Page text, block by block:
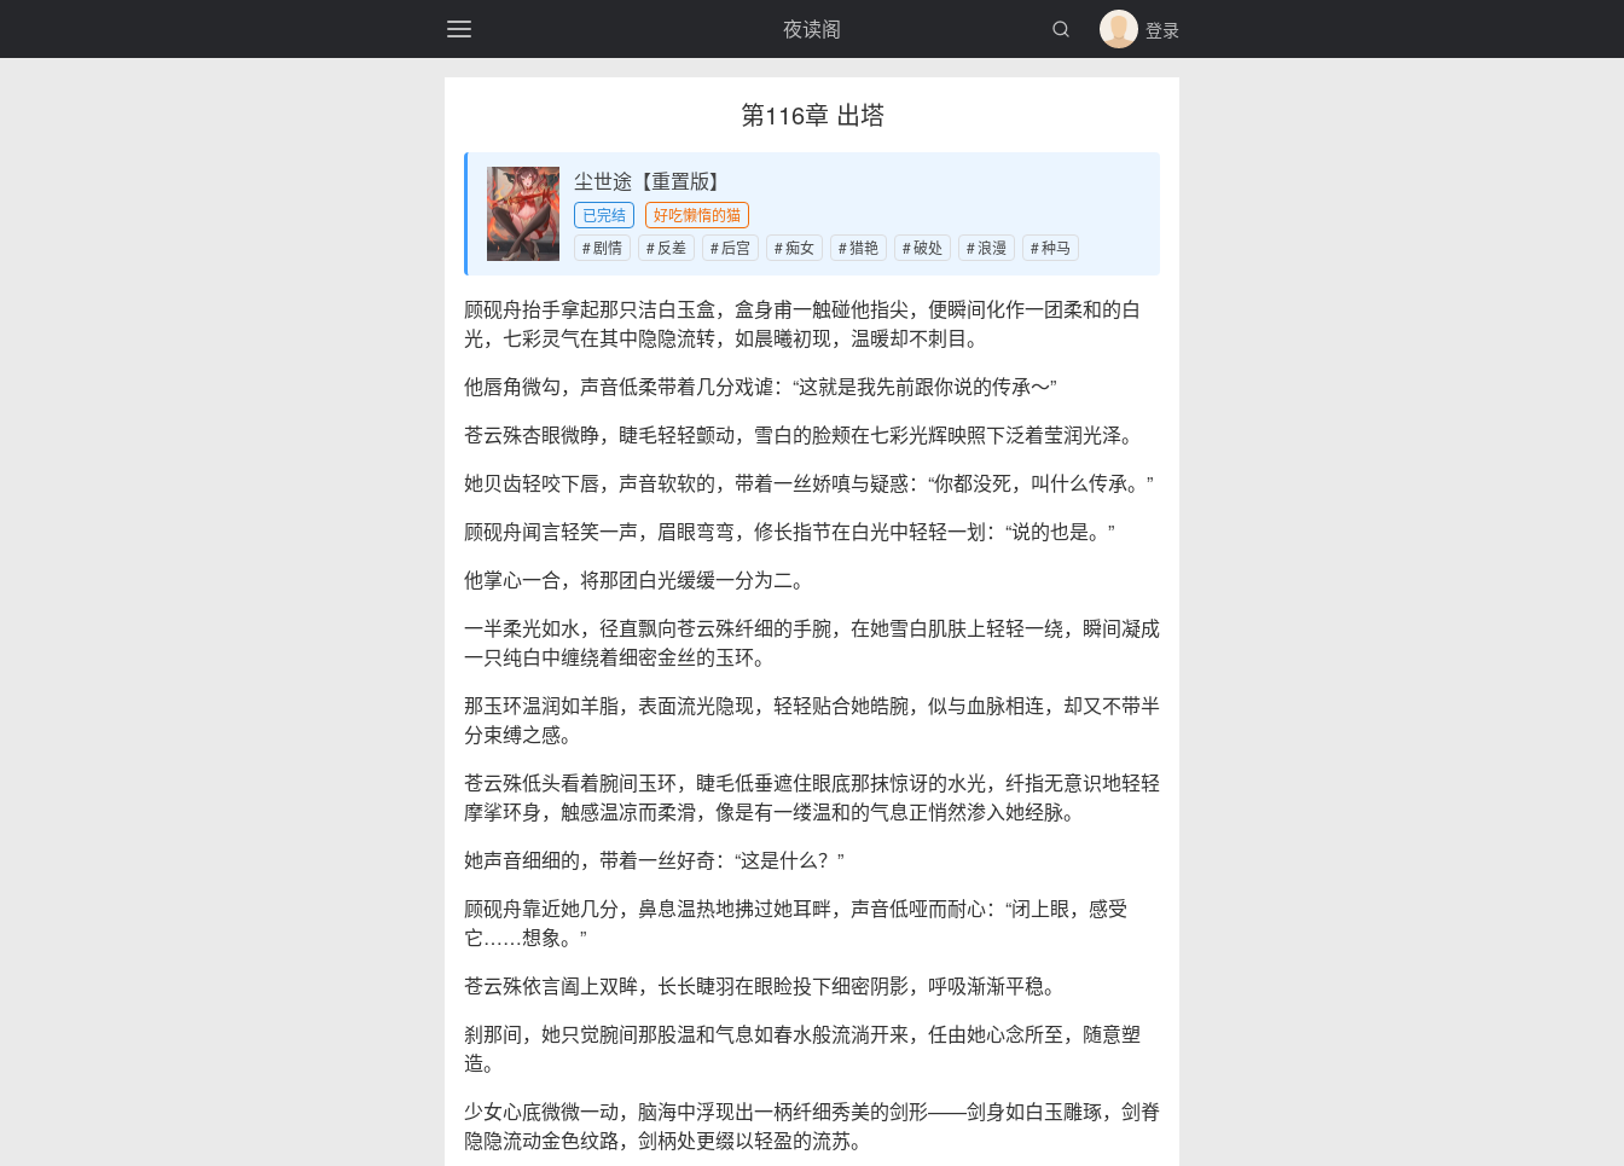
夜读阁 登录
第116章 出塔
尘世途【重置版】
已完结
好吃懒惰的猫
剧情
反差 后宫 痴女 猎艳 破处 浪漫 种马
顾砚舟抬手拿起那只洁白玉盒，盒身甫一触碰他指尖，便瞬间化作一团柔和的白
光，七彩灵气在其中隐隐流转，如晨曦初现，温暖却不刺目。
他唇角微勾，声音低柔带着几分戏谑：“这就是我先前跟你说的传承～”
苍云殊杏眼微睁，睫毛轻轻颤动，雪白的脸颊在七彩光辉映照下泛着莹润光泽。
她贝齿轻咬下唇，声音软软的，带着一丝娇嗔与疑惑：“你都没死，叫什么传承。”
顾砚舟闻言轻笑一声，眉眼弯弯，修长指节在白光中轻轻一划：“说的也是。”
他掌心一合，将那团白光缓缓一分为二。
一半柔光如水，径直飘向苍云殊纤细的手腕，在她雪白肌肤上轻轻一绕，瞬间凝成
一只纯白中缠绕着细密金丝的玉环。
那玉环温润如羊脂，表面流光隐现，轻轻贴合她皓腕，似与血脉相连，却又不带半
分束缚之感。
苍云殊低头看着腕间玉环，睫毛低垂遮住眼底那抹惊讶的水光，纤指无意识地轻轻
摩挲环身，触感温凉而柔滑，像是有一缕温和的气息正悄然渗入她经脉。
她声音细细的，带着一丝好奇：“这是什么？”
顾砚舟靠近她几分，鼻息温热地拂过她耳畔，声音低哑而耐心：“闭上眼，感受
它……想象。”
苍云殊依言阖上双眸，长长睫羽在眼睑投下细密阴影，呼吸渐渐平稳。
刹那间，她只觉腕间那股温和气息如春水般流淌开来，任由她心念所至，随意塑
造。
少女心底微微一动，脑海中浮现出一柄纤细秀美的剑形——剑身如白玉雕琢，剑脊
隐隐流动金色纹路，剑柄处更缀以轻盈的流苏。